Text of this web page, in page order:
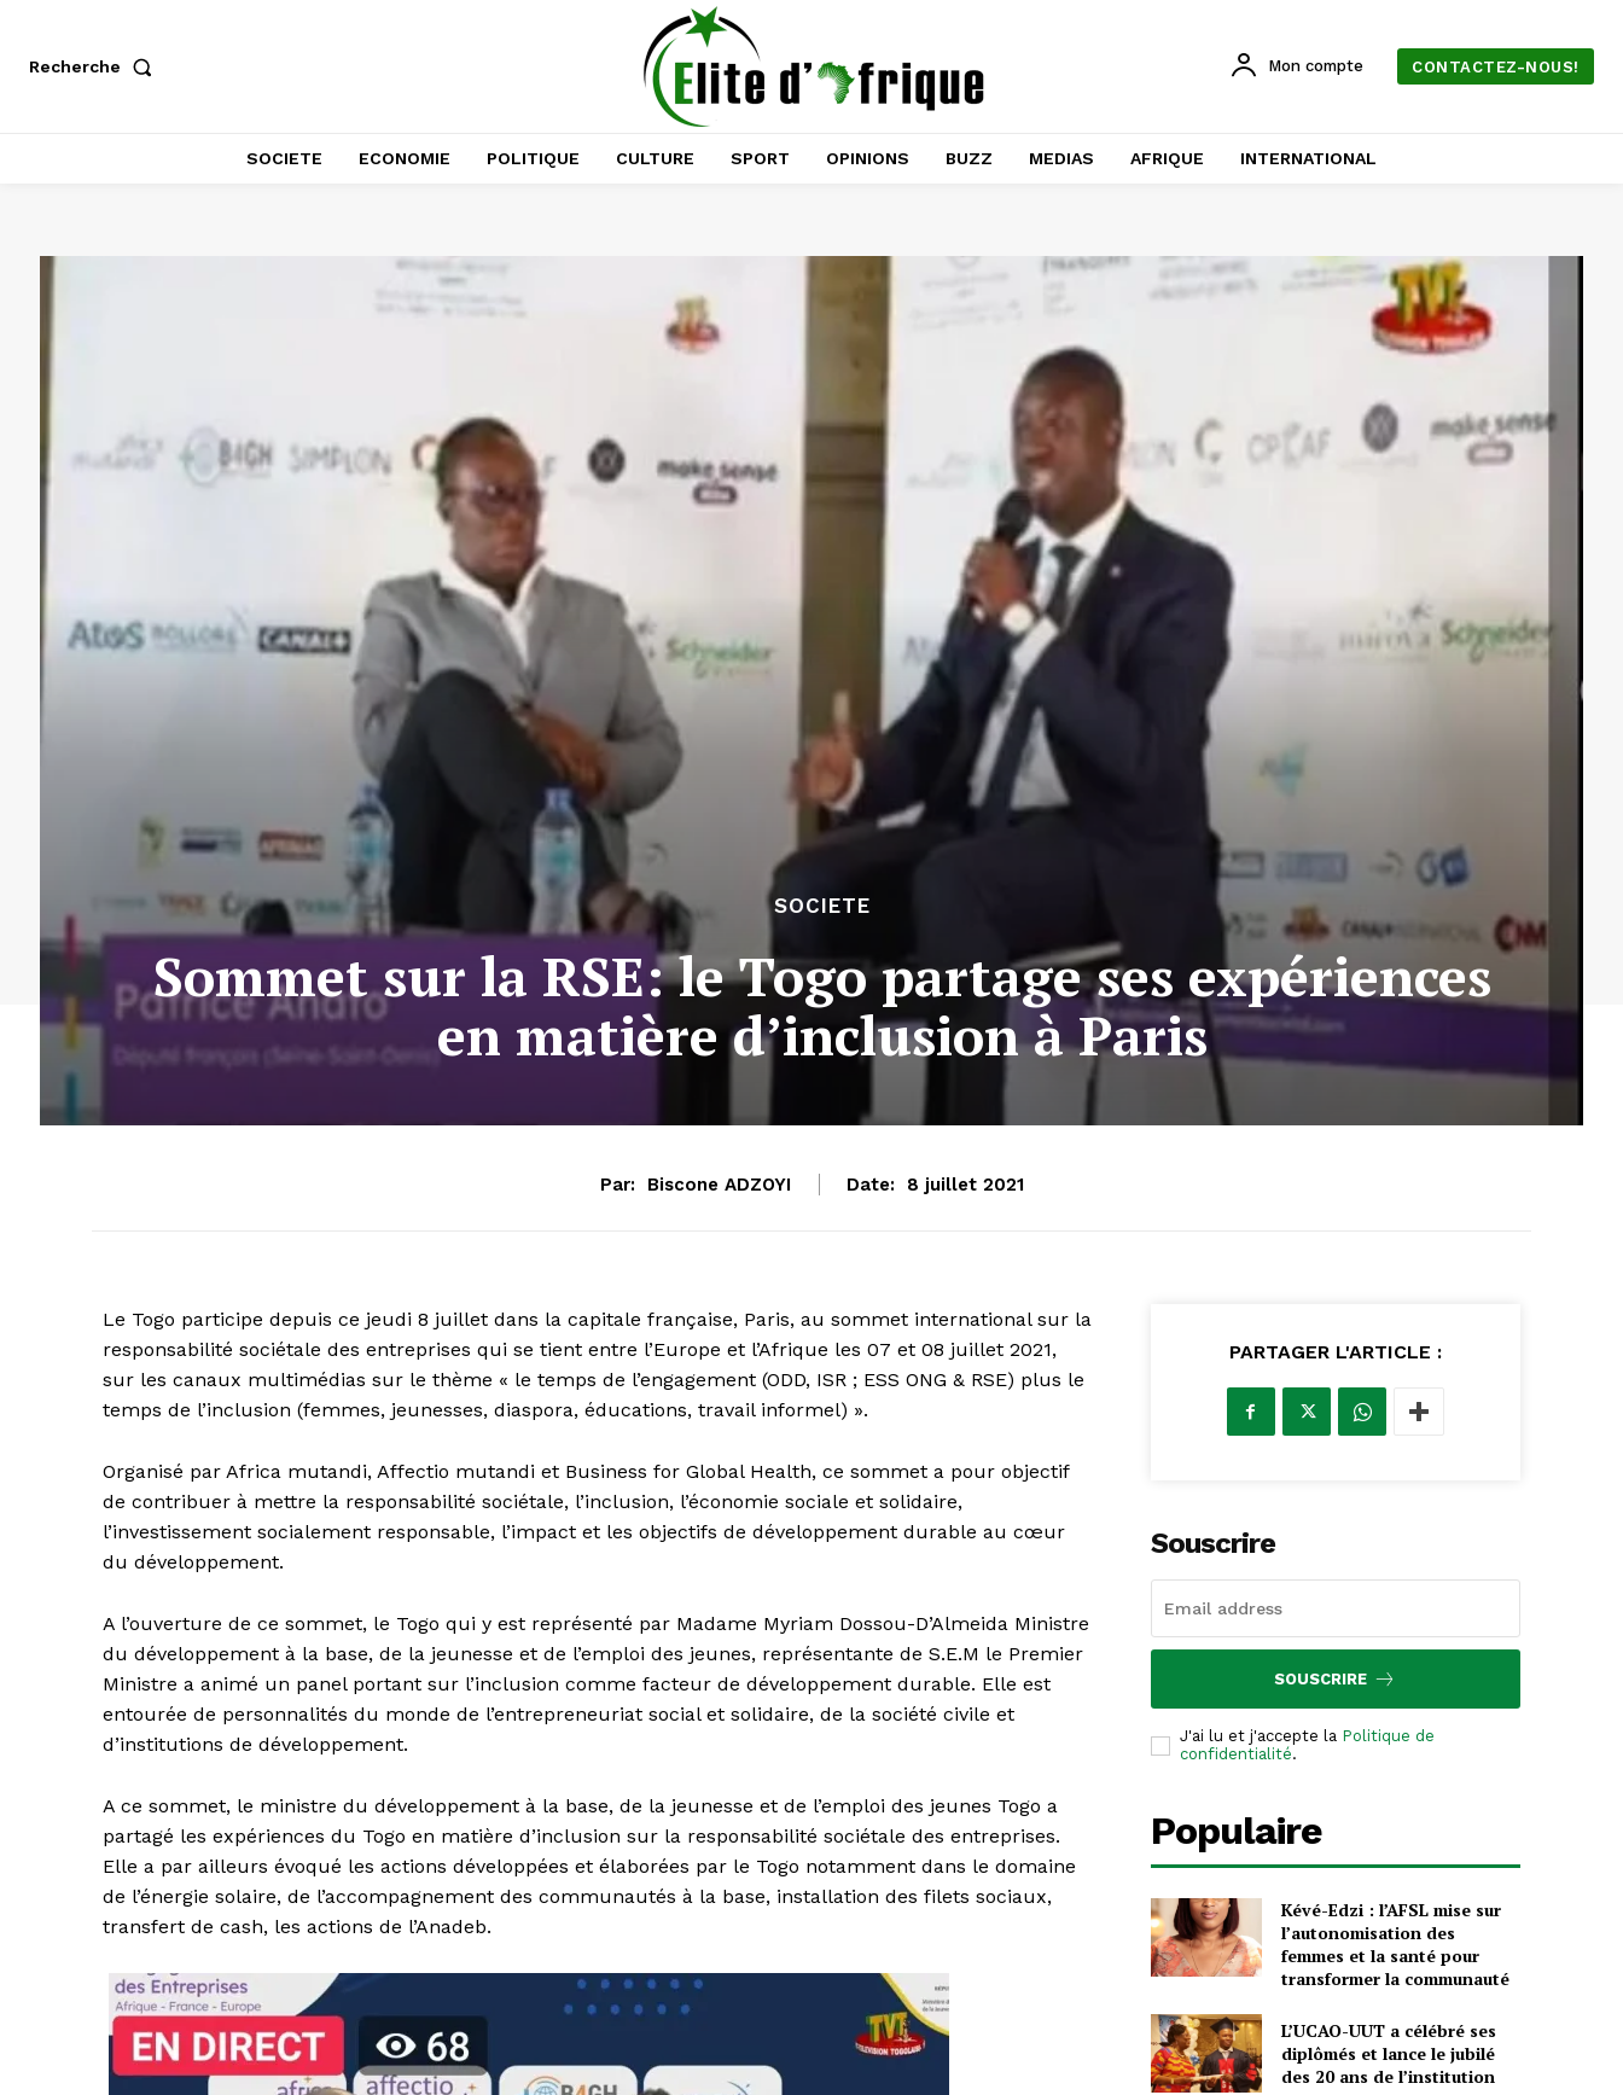
Recherche Mon compte CONTACTEZ-NOUS!
SOCIETE ECONOMIE POLITIQUE CULTURE SPORT OPINIONS BUZZ MEDIAS AFRIQUE INTERNATIONAL
SOCIETE
Sommet sur la RSE: le Togo partage ses expériences
en matière d’inclusion à Paris
Par: Biscone ADZOYI Date: 8 juillet 2021
Le Togo participe depuis ce jeudi 8 juillet dans la capitale française, Paris, au sommet international sur la
responsabilité sociétale des entreprises qui se tient entre l’Europe et l’Afrique les 07 et 08 juillet 2021,
sur les canaux multimédias sur le thème « le temps de l’engagement (ODD, ISR ; ESS ONG & RSE) plus le
temps de l’inclusion (femmes, jeunesses, diaspora, éducations, travail informel) ».
Organisé par Africa mutandi, Affectio mutandi et Business for Global Health, ce sommet a pour objectif
de contribuer à mettre la responsabilité sociétale, l’inclusion, l’économie sociale et solidaire,
l’investissement socialement responsable, l’impact et les objectifs de développement durable au cœur
du développement.
A l’ouverture de ce sommet, le Togo qui y est représenté par Madame Myriam Dossou-D’Almeida Ministre
du développement à la base, de la jeunesse et de l’emploi des jeunes, représentante de S.E.M le Premier
Ministre a animé un panel portant sur l’inclusion comme facteur de développement durable. Elle est
entourée de personnalités du monde de l’entrepreneuriat social et solidaire, de la société civile et
d’institutions de développement.
A ce sommet, le ministre du développement à la base, de la jeunesse et de l’emploi des jeunes Togo a
partagé les expériences du Togo en matière d’inclusion sur la responsabilité sociétale des entreprises.
Elle a par ailleurs évoqué les actions développées et élaborées par le Togo notamment dans le domaine
de l’énergie solaire, de l’accompagnement des communautés à la base, installation des filets sociaux,
transfert de cash, les actions de l’Anadeb.
PARTAGER L'ARTICLE :
Souscrire
SOUSCRIRE
J'ai lu et j'accepte la Politique de
confidentialité.
Populaire
Kévé-Edzi : l’AFSL mise sur
l’autonomisation des
femmes et la santé pour
transformer la communauté
L’UCAO-UUT a célébré ses
diplômés et lance le jubilé
des 20 ans de l’institution